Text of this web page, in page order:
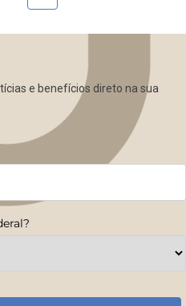
e benefícios direto na sua